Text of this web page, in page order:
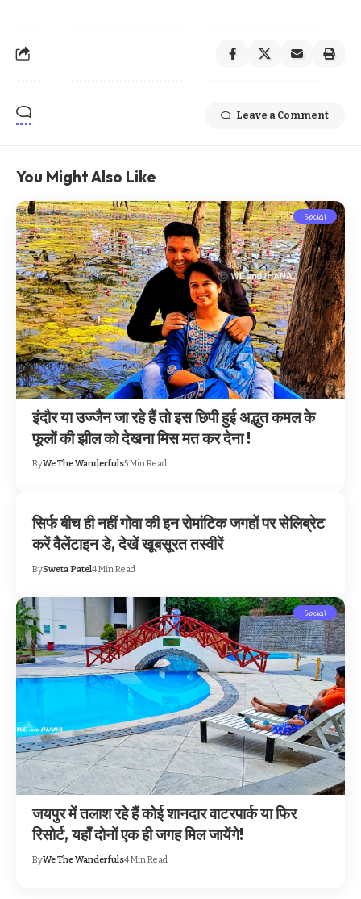
Leave a Comment
You Might Also Like
Social
इंदौर या उज्जैन जा रहे हैं तो इस छिपी हुई अद्भुत कमल के
फूलों की झील को देखना मिस मत कर देना !
ByWe The Wanderfuls5 Min Read
सिर्फ बीच ही नहीं गोवा की इन रोमांटिक जगहों पर सेलिब्रेट
करें वैलेंटाइन डे, देखें खूबसूरत तस्वीरें
BySweta Patel4 Min Read
Social
जयपुर में तलाश रहे हैं कोई शानदार वाटरपार्क या फिर
रिसोर्ट, यहाँ दोनों एक ही जगह मिल जायेंगे!
ByWe The Wanderfuls4 Min Read